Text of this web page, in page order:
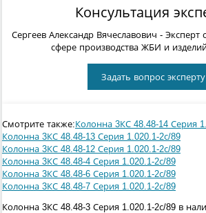
Консультация
Сергеев Александр Вячеславович - Эксперт
сфере производства ЖБИ и
Задать вопрос эксперту
Смотрите также:Колонна 3КС 48.48-14 Серия
Колонна 3КС 48.48-13 Серия 1.020.1-2с/89
Колонна 3КС 48.48-12 Серия 1.020.1-2с/89
Колонна 3КС 48.48-4 Серия 1.020.1-2с/89
Колонна 3КС 48.48-6 Серия 1.020.1-2с/89
Колонна 3КС 48.48-7 Серия 1.020.1-2с/89
Колонна 3КС 48.48-3 Серия 1.020.1-2с/89 в